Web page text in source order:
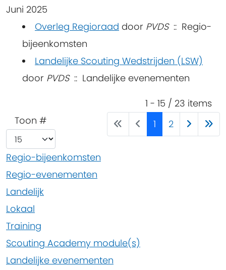
Juni 2025
Overleg Regioraad door PVDS:: Regio-
bijeenkomsten
Landelijke Scouting Wedstrijden (LSW)
door PVDS:: Landelijke evenementen
1 - 15 / 23 items
Toon #
1 2
Regio-bijeenkomsten
Regio-evenementen
Landelijk
Lokaal
Training
Scouting Academy module(s)
Landelijke evenementen